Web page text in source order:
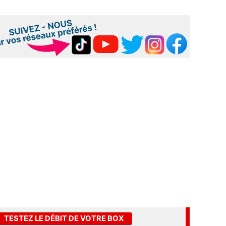
TESTEZ LE DÉBIT DE VOTRE BOX